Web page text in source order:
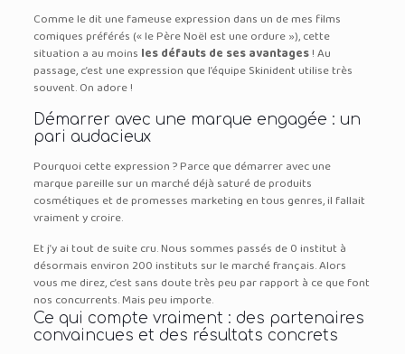
Comme le dit une fameuse expression dans un de mes films
comiques préférés (« le Père Noël est une ordure »), cette
situation a au moins les défauts de ses avantages! Au
passage, c’est une expression que l’équipe Skinident utilise très
souvent. On adore !
Démarrer avec une marque engagée : un
pari audacieux
Pourquoi cette expression ? Parce que démarrer avec une
marque pareille sur un marché déjà saturé de produits
cosmétiques et de promesses marketing en tous genres, il fallait
vraiment y croire.
Et j’y ai tout de suite cru.Nous sommes passés de 0 institut à
désormais environ 200 instituts sur le marché français. Alors
vous me direz, c’est sans doute très peu par rapport à ce que font
nos concurrents. Mais peu importe.
Ce qui compte vraiment : des partenaires
convaincues et des résultats concrets